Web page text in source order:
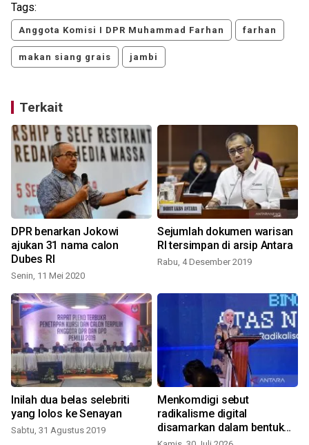
Tags:
Anggota Komisi I DPR Muhammad Farhan farhan
makan siang grais jambi
Terkait
DPR benarkan Jokowi
ajukan 31 nama calon
Dubes RI
Senin, 11 Mei 2020
Sejumlah dokumen warisan
RI tersimpan di arsip Antara
Rabu, 4 Desember 2019
Inilah dua belas selebriti
yang lolos ke Senayan
Sabtu, 31 Agustus 2019
Menkomdigi sebut
radikalisme digital
disamarkan dalam bentuk
bantuan